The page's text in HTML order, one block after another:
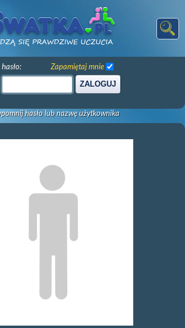
hasło:
ZALOGUJ
Zapamiętaj mnie
hasło lub nazwę użytkownika